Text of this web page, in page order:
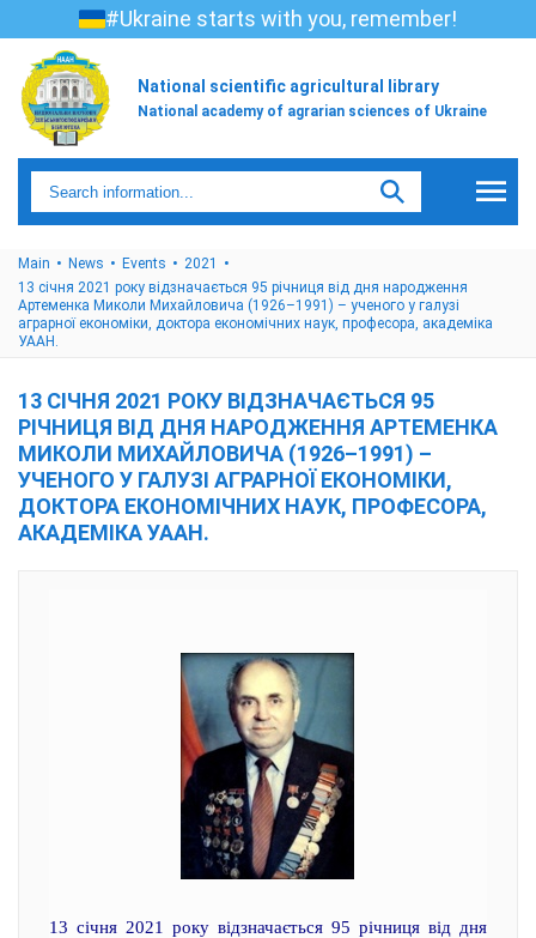
#Ukraine starts with you, remember!
National scientific agricultural library
National academy of agrarian sciences of Ukraine
Main News Events
2021
13 січня 2021 року відзначається 95 річниця від дня народження
Артеменка Миколи Михайловича (1926–1991) – ученого у галузі
аграрної економіки, доктора економічних наук, професора, академіка
УААН.
13 СІЧНЯ 2021 РОКУ ВІДЗНАЧАЄТЬСЯ 95
РІЧНИЦЯ ВІД ДНЯ НАРОДЖЕННЯ АРТЕМЕНКА
МИКОЛИ МИХАЙЛОВИЧА (1926–1991) –
УЧЕНОГО У ГАЛУЗІ АГРАРНОЇ ЕКОНОМІКИ,
ДОКТОРА ЕКОНОМІЧНИХ НАУК, ПРОФЕСОРА,
АКАДЕМІКА УААН.
13 січня 2021 року відзначається 95 річниця від дня